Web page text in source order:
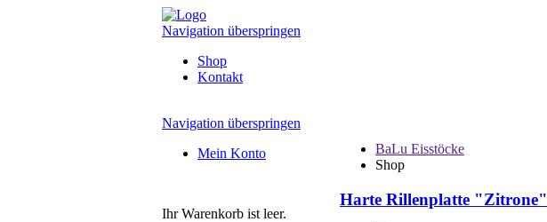
Navigation überspringen
Shop
Kontakt
Navigation überspringen
Mein Konto
Ihr Warenkorb ist leer.
BaLu Eisstöcke
Shop
Harte Rillenplatte "Zitrone"